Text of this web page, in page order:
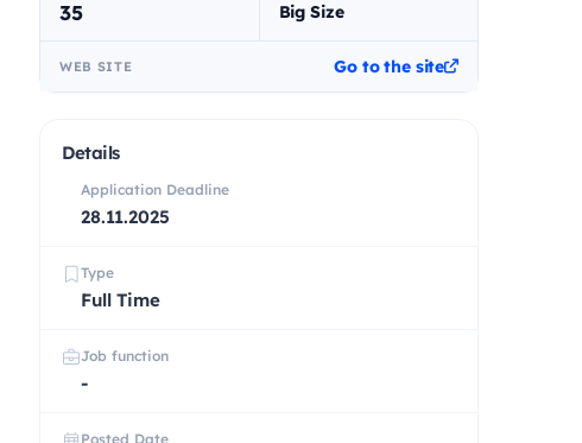
35 Big Size
WEB SITE Go to the site
Details
Application Deadline
28.11.2025
Type
Full Time
Job function
-
Posted Date